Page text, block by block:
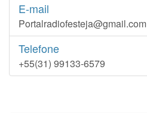
E-mail
Portalradiofesteja@gmail.com
Telefone
+55(31) 99133-6579